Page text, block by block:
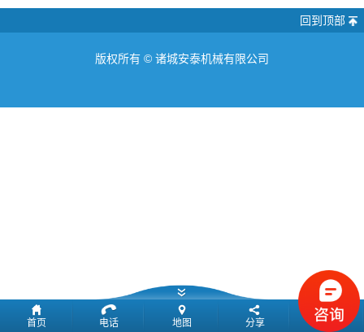
回到顶部
版权所有 © 诸城安泰机械有限公司
首页 电话 地图 分享 留言